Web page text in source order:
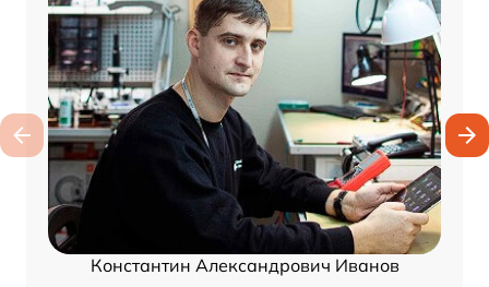
Константин Александрович Иванов